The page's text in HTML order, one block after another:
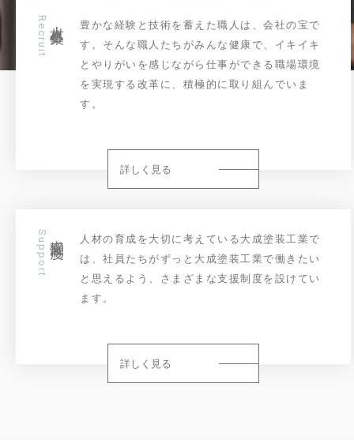
Recruit
豊かな経験と技術を蓄えた職人は、会社の宝で
す。そんな職人たちがみんな健康で、イキイキ
とやりがいを感じながら仕事ができる職場環境
を実現する改革に、積極的に取り組んでいま
す。
詳しく見る
Support
人材の育成を大切に考えている大成塗装工業で
は、社員たちがずっと大成塗装工業で働きたい
と思えるよう、さまざまな支援制度を設けてい
ます。
詳しく見る